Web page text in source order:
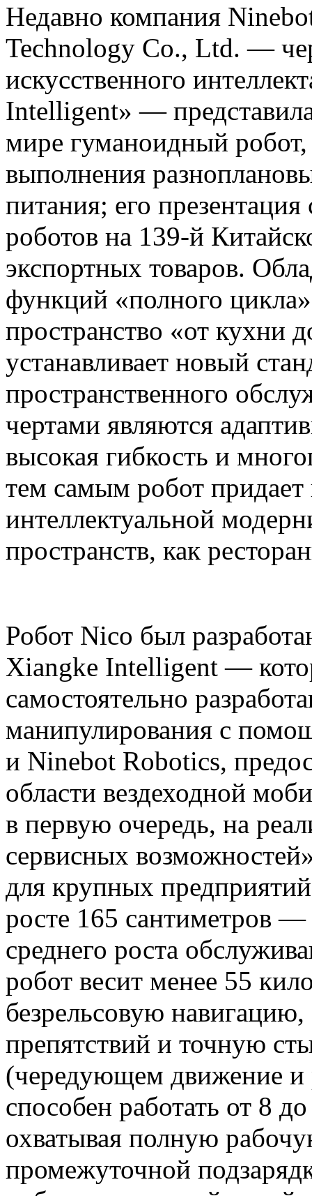
Недавно компания
Technology Co., Ltd. —
искусственного
Intelligent» —
мире гуманоидный
выполнения
питания; его
роботов на 139-й
экспортных товаров.
функций «полного
пространство «от кухни
устанавливает новый
пространственного
чертами являются
высокая гибкость и
тем самым робот
интеллектуальной
пространств, как
Робот Nico был
Xiangke Intelligent —
самостоятельно
манипулирования с
и Ninebot Robotics,
области вездеходной
в первую очередь, на
сервисных
для крупных
росте 165 сантиметров
среднего роста
робот весит менее 55
безрельсовую
препятствий и точную
(чередующем движение
способен работать от 8
охватывая полную
промежуточной